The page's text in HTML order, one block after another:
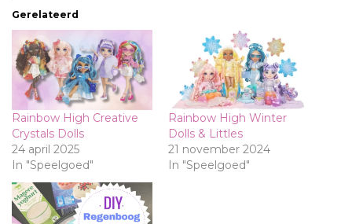
Gerelateerd
Rainbow High Creative
Crystals Dolls
24 april 2025
In "Speelgoed"
Rainbow High Winter
Dolls & Littles
21 november 2024
In "Speelgoed"